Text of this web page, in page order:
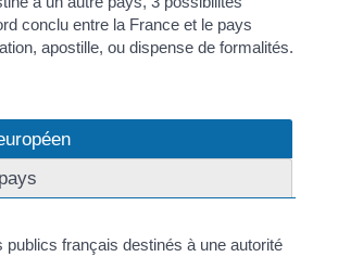
conclu entre la France et le pays
apostille, ou dispense de formalités.
publics français destinés à une autorité